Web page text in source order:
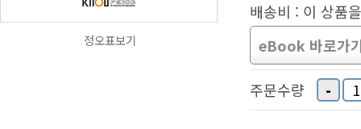
정오표보기
배송비 : 이 상품
eBook 바로가
주문수량 -